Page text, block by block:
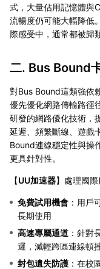
式，大量佔用記憶體與
流暢度仍可能大幅降低
際感受中，通常都被歸
二. Bus Bound
對Bus Bound這類強依
優先優化網路傳輸路徑
研發的網路優化技術，
延遲、頻繁斷線、遊戲
Bound連線穩定性與操
更具針對性。
【UU加速器】處理國
免費試用機會 ：用戶
長期使用
高速專屬通道 ：針對
遲，減輕跨區連線頓
封包遺失防護 ：在校